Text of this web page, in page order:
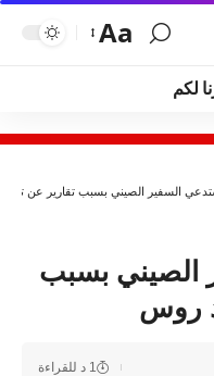
Aa
لكم
تستدعي السفير الصيني بسبب تقارير عن
الصيني بسبب
روس
1 د للقراءة